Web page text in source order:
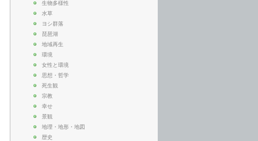
生物多様性
水草
ヨシ群落
琵琶湖
地域再生
環境
女性と環境
思想・哲学
死生観
宗教
幸せ
景観
地理・地形・地図
歴史